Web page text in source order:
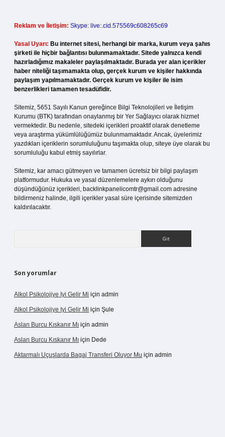
Reklam ve İletişim: Skype: live:.cid.575569c608265c69
Yasal Uyarı: Bu internet sitesi, herhangi bir marka, kurum veya şahıs
şirketi ile hiçbir bağlantısı bulunmamaktadır. Sitede yalnızca kendi
hazırladığımız makaleler paylaşılmaktadır. Burada yer alan içerikler
haber niteliği taşımamakta olup, gerçek kurum ve kişiler hakkında
paylaşım yapılmamaktadır. Gerçek kurum ve kişiler ile isim
benzerlikleri tamamen tesadüfidir.
Sitemiz, 5651 Sayılı Kanun gereğince Bilgi Teknolojileri ve İletişim
Kurumu (BTK) tarafından onaylanmış bir Yer Sağlayıcı olarak hizmet
vermektedir. Bu nedenle, sitedeki içerikleri proaktif olarak denetleme
veya araştırma yükümlülüğümüz bulunmamaktadır. Ancak, üyelerimiz
yazdıkları içeriklerin sorumluluğunu taşımakta olup, siteye üye olarak bu
sorumluluğu kabul etmiş sayılırlar.
Sitemiz, kar amacı gütmeyen ve tamamen ücretsiz bir bilgi paylaşım
platformudur. Hukuka ve yasal düzenlemelere aykırı olduğunu
düşündüğünüz içerikleri, backlinkpanelicomtr@gmail.com adresine
bildirmeniz halinde, ilgili içerikler yasal süre içerisinde sitemizden
kaldırılacaktır.
Son yorumlar
Alkol Psikolojiye Iyi Gelir Mi için admin
Alkol Psikolojiye Iyi Gelir Mi için Şule
Aslan Burcu Kıskanır Mı için admin
Aslan Burcu Kıskanır Mı için Dede
Aktarmalı Uçuşlarda Bagaj Transferi Oluyor Mu için admin